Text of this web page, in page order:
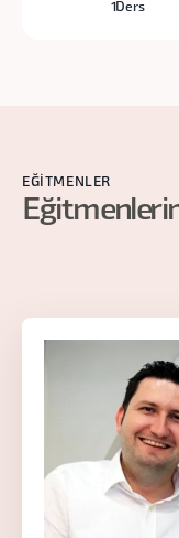
1 Ders
EĞITMENLER